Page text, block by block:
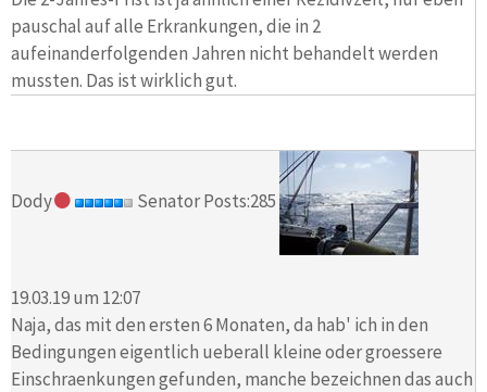
pauschal auf alle Erkrankungen, die in 2
aufeinanderfolgenden Jahren nicht behandelt werden
mussten. Das ist wirklich gut.
Dody Senator Posts:285
19.03.19 um 12:07
Naja, das mit den ersten 6 Monaten, da hab' ich in den
Bedingungen eigentlich ueberall kleine oder groessere
Einschraenkungen gefunden, manche bezeichnen das auch